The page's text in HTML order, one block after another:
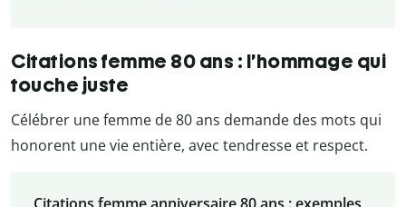
Citations femme 80 ans : l’hommage qui
touche juste
Célébrer une femme de 80 ans demande des mots qui
honorent une vie entière, avec tendresse et respect.